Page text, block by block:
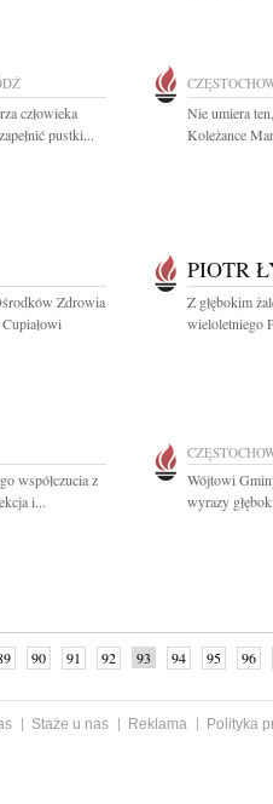
człowieka
pustki...
Nie umiera
Koleżance
Zdrowia
PIOTR
Z głębokim
wieloletniego
współczucia z
i...
Wójtowi
wyrazy
90 91 92 93 94 95
96
Staże u nas Reklama
Polityka